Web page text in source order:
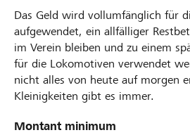
Das Geld wird vollumfänglich für
aufgewendet, ein allfälliger
im Verein bleiben und zu einem
für die Lokomotiven verwendet
nicht alles von heute auf morgen
Kleinigkeiten gibt es immer.
Montant minimum